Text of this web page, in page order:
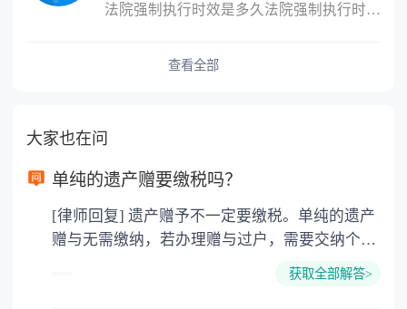
法院强制执行时效是多久法院强制执行时效是二年，计算方式根据具体...
查看全部
大家也在问
单纯的遗产赠要缴税吗？
[律师回复] 遗产赠予不一定要缴税。单纯的遗产
赠与无需缴纳，若办理赠与过户，需要交纳个人
所得税、契税和公证费。赠与过户是没有增值税
获取全部解答>